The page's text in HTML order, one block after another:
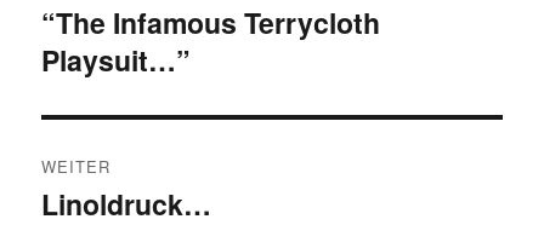
Vorheriger
Beitrag:
“The Infamous Terrycloth
Playsuit…”
WEITER
Nächster
Linoldruck…